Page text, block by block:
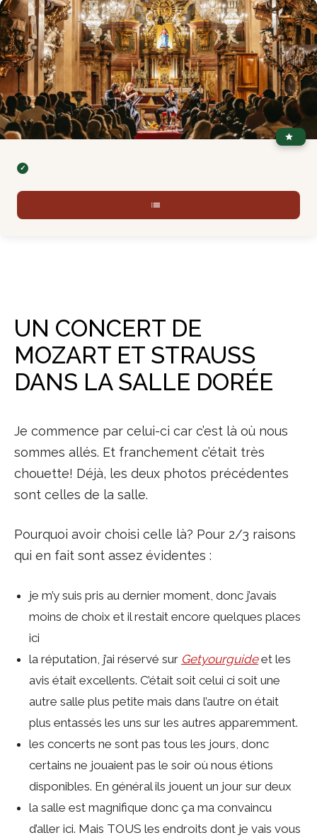
UN CONCERT DE
MOZART ET STRAUSS
DANS LA SALLE DORÉE
Je commence par celui-ci car c’est là où nous
sommes allés. Et franchement c’était très
chouette! Déjà, les deux photos précédentes
sont celles de la salle.
Pourquoi avoir choisi celle là? Pour 2/3 raisons
qui en fait sont assez évidentes :
je m’y suis pris au dernier moment, donc j’avais
moins de choix et il restait encore quelques places
ici
la réputation, j’ai réservé sur Getyourguideet les
avis était excellents. C’était soit celui ci soit une
autre salle plus petite mais dans l’autre on était
plus entassés les uns sur les autres apparemment.
les concerts ne sont pas tous les jours, donc
certains ne jouaient pas le soir où nous étions
disponibles. En général ils jouent un jour sur deux
la salle est magnifique donc ça ma convaincu
d’aller ici. Mais TOUS les endroits dont je vais vous